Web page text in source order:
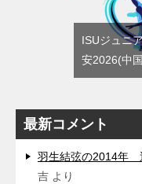
ISUジュニ
安2026(中
最新コメント
羽生結弦の2014年
吉 より